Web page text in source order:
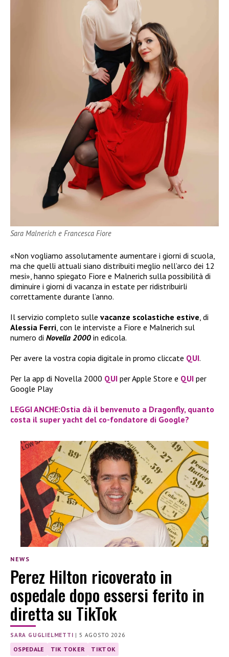
Sara Malnerich e Francesca Fiore
«Non vogliamo assolutamente aumentare i giorni di scuola,
ma che quelli attuali siano distribuiti meglio nell’arco dei 12
mesi», hanno spiegato Fiore e Malnerich sulla possibilità di
diminuire i giorni di vacanza in estate per ridistribuirli
correttamente durante l’anno.
Il servizio completo sulle vacanze scolastiche estive, di
Alessia Ferri, con le interviste a Fiore e Malnerich sul
numero di Novella 2000 in edicola.
Per avere la vostra copia digitale in promo cliccate QUI.
Per la app di Novella 2000 QUI per Apple Store e QUI per
Google Play
LEGGI ANCHE:Ostia dà il benvenuto a Dragonfly, quanto
costa il super yacht del co-fondatore di Google?
NEWS
Perez Hilton ricoverato in
ospedale dopo essersi ferito in
diretta su TikTok
SARA GUGLIELMETTI |5 AGOSTO 2026
OSPEDALE TIK TOKER TIKTOK